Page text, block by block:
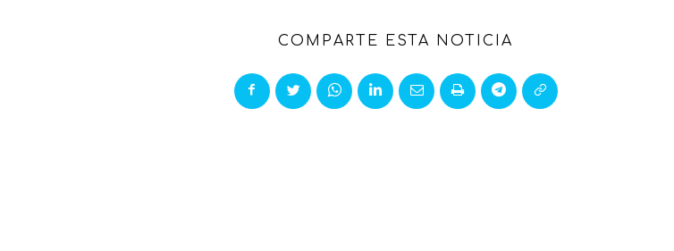
COMPARTE ESTA NOTICIA